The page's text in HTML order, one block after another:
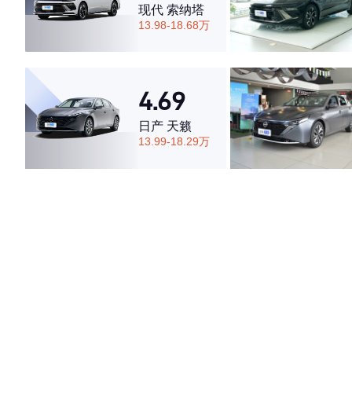
·外观表现较为优秀，优于60%同级车
·空间表现较为优秀，优于78%同级车
现代 索纳塔
13.98-18.68万
4.69
日产 天籁
13.99-18.29万